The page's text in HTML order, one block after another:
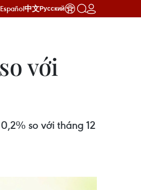
Español中文Русский
với
so với tháng 12